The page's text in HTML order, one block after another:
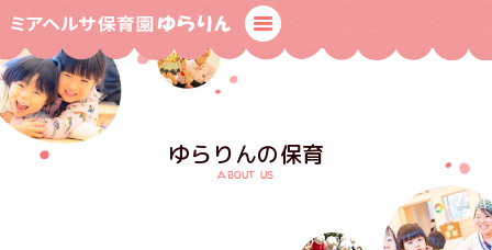
ゆらりんの保育
about us